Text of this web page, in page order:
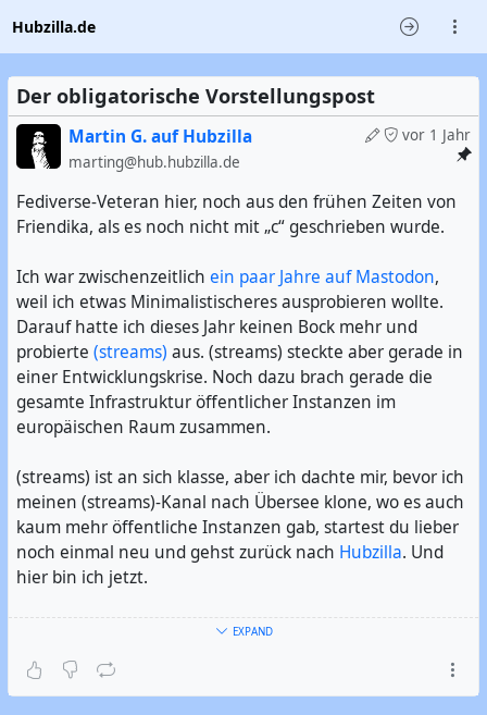
Hubzilla.de
Der obligatorische Vorstellungspost
vor 1 Jahr
Martin G. auf Hubzilla
marting@hub.hubzilla.de
Fediverse-Veteran hier, noch aus den frühen Zeiten von
Friendika, als es noch nicht mit „c“ geschrieben wurde.
Ich war zwischenzeitlich ein paar Jahre auf Mastodon,
weil ich etwas Minimalistischeres ausprobieren wollte.
Darauf hatte ich dieses Jahr keinen Bock mehr und
probierte (streams) aus. (streams) steckte aber gerade in
einer Entwicklungskrise. Noch dazu brach gerade die
gesamte Infrastruktur öffentlicher Instanzen im
europäischen Raum zusammen.
(streams) ist an sich klasse, aber ich dachte mir, bevor ich
meinen (streams)-Kanal nach Übersee klone, wo es auch
kaum mehr öffentliche Instanzen gab, startest du lieber
noch einmal neu und gehst zurück nach Hubzilla. Und
hier bin ich jetzt.
Ich bin Exilfehmaraner, der jetzt im Süden Hamburgs
Und ich mag es offensichtlicherweise, wenn es frei,
quelloffen, dezentral, aber trotzdem leistungsfähig ist. Im
EXPAND